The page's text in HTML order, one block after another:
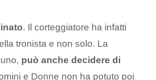
. Il corteggiatore ha infatti
tronista e non solo. La
può anche decidere di
e Donne non ha potuto poi